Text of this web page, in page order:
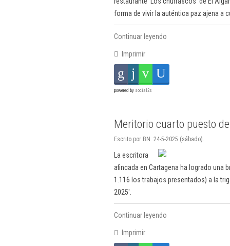
forma de vivir la auténtica paz ajena a
Continuar leyendo
Imprimir
powered by social2s
Meritorio cuarto puesto
Escrito por BN. 24-5-2025 (sábado).
La escritora
afincada en Cartagena ha logrado una
1.116 los trabajos presentados) a la
2025'.
Continuar leyendo
Imprimir